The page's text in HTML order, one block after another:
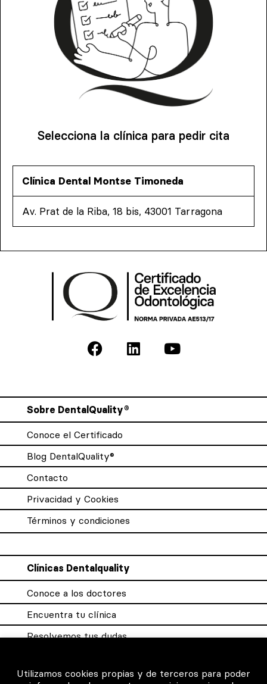
Selecciona la clínica para pedir cita
Clínica Dental Montse Timoneda
Av. Prat de la Riba, 18 bis, 43001 Tarragona
Sobre DentalQuality®
Conoce el Certificado
Blog DentalQuality®
Contacto
Privacidad y Cookies
Términos y condiciones
Clínicas Dentalquality
Conoce a los doctores
Encuentra tu clínica
Resolvemos tus dudas
Utilizamos cookies propias y de terceros para poder